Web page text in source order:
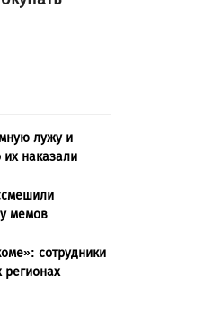
лужу и
наказали
мемов
сотрудники
регионах